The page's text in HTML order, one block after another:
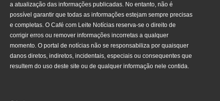
a atualização das informações publicadas. No entanto, não é
possível garantir que todas as informações estejam sempre precisas
e completas. O Café com Leite Notícias reserva-se o direito de
corrigir erros ou remover informações incorretas a qualquer
momento. O portal de notícias não se responsabiliza por quaisquer
danos diretos, indiretos, incidentais, especiais ou consequentes que
resultem do uso deste site ou de qualquer informação nele contida.